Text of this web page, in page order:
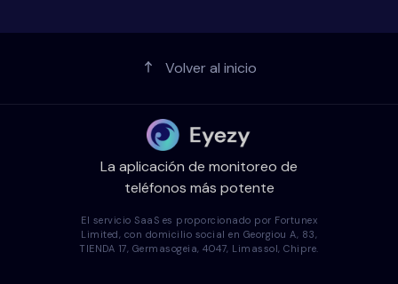
Volver al inicio
La aplicación de monitoreo de
teléfonos más potente
El servicio SaaS es proporcionado por Fortunex
Limited, con domicilio social en Georgiou A, 83,
TIENDA 17, Germasogeia, 4047, Limassol, Chipre.